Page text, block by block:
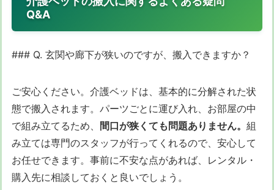
Q&A
### Q. 玄関や廊下が狭いのですが、搬入できますか？
ご安心ください。介護ベッドは、基本的に分解された状
態で搬入されます。パーツごとに運び入れ、お部屋の中
で組み立てるため、 間口が狭くても問題ありません。 組
み立ては専門のスタッフが行ってくれるので、安心して
お任せできます。事前に不安な点があれば、レンタル・
購入先に相談しておくと良いでしょう。